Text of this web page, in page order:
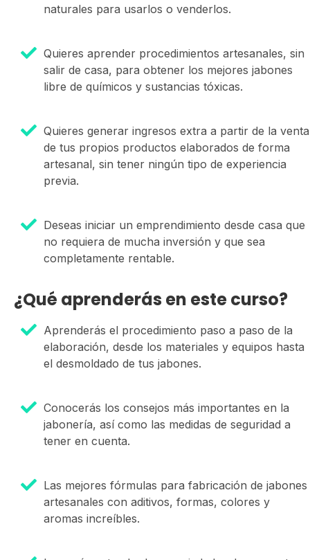
naturales para usarlos o venderlos.
Quieres aprender procedimientos artesanales, sin
salir de casa, para obtener los mejores jabones
libre de químicos y sustancias tóxicas.
Quieres generar ingresos extra a partir de la venta
de tus propios productos elaborados de forma
artesanal, sin tener ningún tipo de experiencia
previa.
Deseas iniciar un emprendimiento desde casa que
no requiera de mucha inversión y que sea
completamente rentable.
¿Qué aprenderás en este curso?
Aprenderás el procedimiento paso a paso de la
elaboración, desde los materiales y equipos hasta
el desmoldado de tus jabones.
Conocerás los consejos más importantes en la
jabonería, así como las medidas de seguridad a
tener en cuenta.
Las mejores fórmulas para fabricación de jabones
artesanales con aditivos, formas, colores y
aromas increíbles.